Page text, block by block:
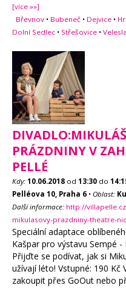
[více »»]
Břevnov • Bubeneč • Dejvice •
Dolní Sedlec • Střešovice •
PRÁZDNINY V
PELLÉ
Kdy: 10.06.2018 od 13:30 do
Pelléova 10, Praha 6 • Oblast:
Další informace: http://
mikulasovy-prazdniny-theatre-
Speciální adaptace
Kašpar pro výstavu Sempé -
Přijďte se podívat, jak si
užívají léto! Vstupné: 190 Kč
zakoupit přes GoOut nebo